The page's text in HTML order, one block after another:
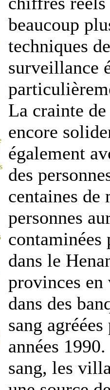
beaucoup
techniques
surveillance
La crainte
encore
également
des
centaines
personnes
dans le
provinces en
dans des
sang
années
sang, les